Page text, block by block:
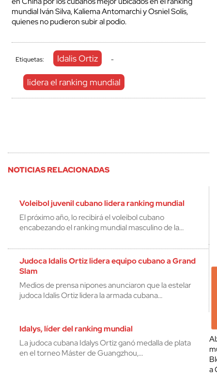
mundial Iván Silva, Kaliema Antomarchi y Osniel Solís,
quienes no pudieron subir al podio.
Etiquetas: Idalis Ortiz -
lidera el ranking mundial
NOTICIAS RELACIONADAS
Voleibol juvenil cubano lidera ranking mundial
El próximo año, lo recibirá el voleibol cubano
encabezando el ranking mundial masculino de la…
Judoca Idalis Ortiz lidera equipo cubano a Grand
Slam
Medios de prensa nipones anunciaron que la estelar
judoca Idalis Ortiz lidera la armada cubana…
Idalys, líder del ranking mundial
La judoca cubana Idalys Ortiz ganó medalla de plata
en el torneo Máster de Guangzhou,…
a